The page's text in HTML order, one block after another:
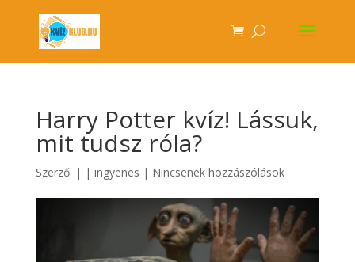
Harry Potter kvíz! Lássuk,
mit tudsz róla?
Szerző: | | ingyenes | Nincsenek hozzászólások